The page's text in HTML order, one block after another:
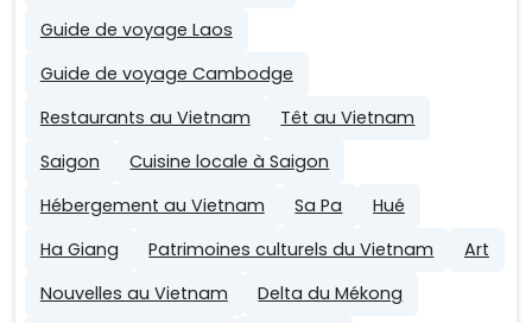
Guide de voyage Laos
Guide de voyage Cambodge
Restaurants au Vietnam
Têt au Vietnam
Saigon
Cuisine locale à Saigon
Hébergement au Vietnam
Sa Pa
Hué
Ha Giang
Patrimoines culturels du Vietnam
Art
Nouvelles au Vietnam
Delta du Mékong